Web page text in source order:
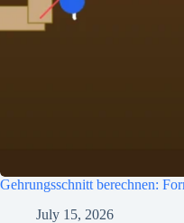
Gehrungsschnitt berechnen:
July 15, 2026